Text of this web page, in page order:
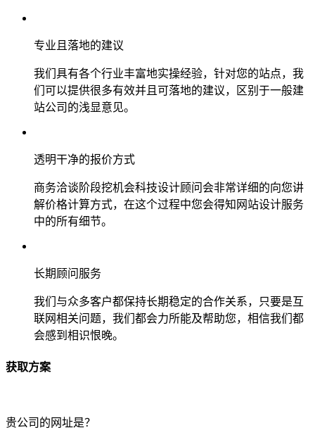
专业且落地的建议
我们具有各个行业丰富地实操经验，针对您的站点，我
们可以提供很多有效并且可落地的建议，区别于一般建
站公司的浅显意见。
透明干净的报价方式
商务洽谈阶段挖机会科技设计顾问会非常详细的向您讲
解价格计算方式，在这个过程中您会得知网站设计服务
中的所有细节。
长期顾问服务
我们与众多客户都保持长期稳定的合作关系，只要是互
联网相关问题，我们都会力所能及帮助您，相信我们都
会感到相识恨晚。
获取方案
贵公司的网址是？